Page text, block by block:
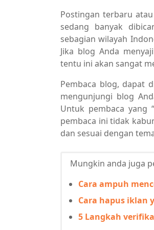
Postingan terbaru
sedang banyak
sebagian wilayah
Jika blog Anda
tentu ini akan sangat
Pembaca blog, dapat
mengunjungi blog
Untuk pembaca yang
pembaca ini tidak
dan sesuai dengan
Mungkin anda juga
Cara ampuh
Cara hapus iklan
5 Langkah